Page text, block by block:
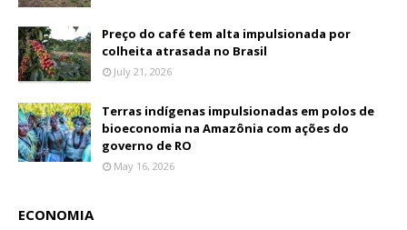
Preço do café tem alta impulsionada por
colheita atrasada no Brasil
July 21, 2026
Terras indígenas impulsionadas em polos de
bioeconomia na Amazônia com ações do
governo de RO
May 16, 2026
ECONOMIA